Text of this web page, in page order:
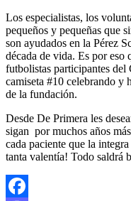
Los especialistas, los
pequeños y pequeñas que
son ayudados en la Pérez
década de vida. Es por eso
futbolistas participantes
camiseta #10 celebrando y
de la fundación.
Desde De Primera les
sigan por muchos años
cada paciente que la
tanta valentía! Todo saldrá